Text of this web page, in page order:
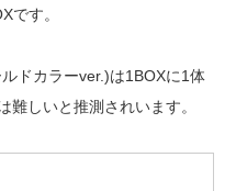
です。
ドカラーver.)は1BOXに1体
難しいと推測されいます。